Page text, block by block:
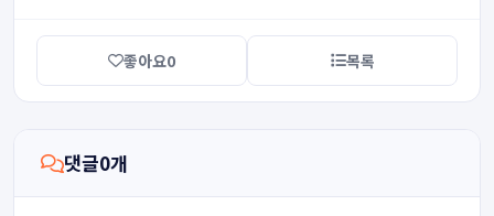
좋아요0 목록
댓글0개